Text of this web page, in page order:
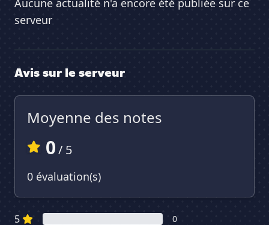
Aucune actualité n'a encore été publiée sur ce
serveur
Avis sur le serveur
Moyenne des notes
0/ 5
0 évaluation(s)
5 0